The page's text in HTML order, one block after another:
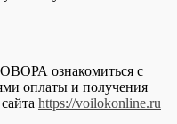
ознакомиться с
оплаты и получения
https://voilokonline.ru